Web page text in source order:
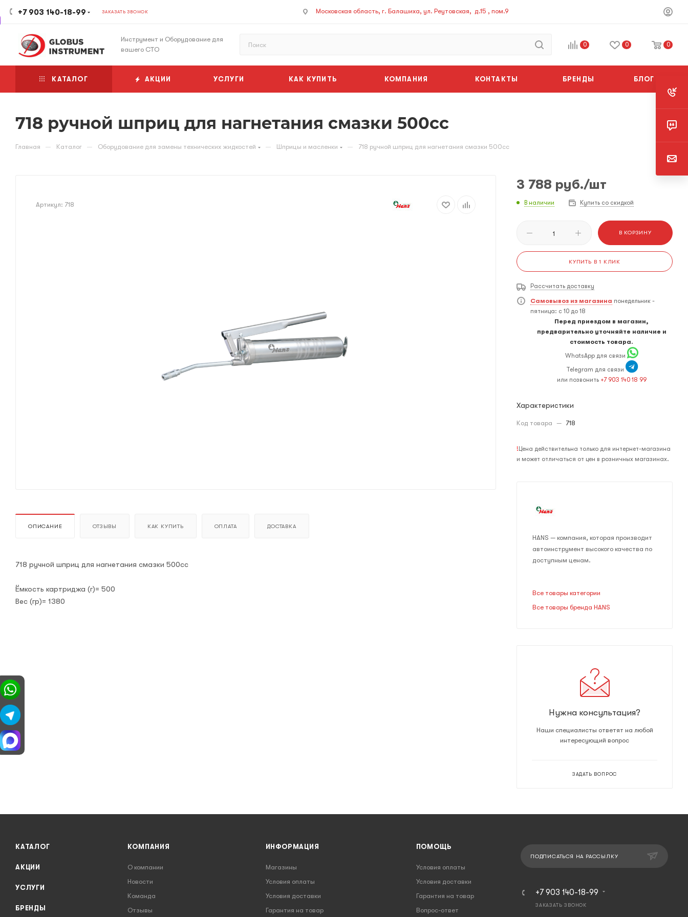
+7 903 140-18-99 ЗАКАЗАТЬ ЗВОНОК Московская область, г. Балашиха, ул. Реутовская, д.15 , пом.9
Инструмент и Оборудование для
вашего СТО
0 0 0
КАТАЛОГ АКЦИИ УСЛУГИ КАК КУПИТЬ КОМПАНИЯ КОНТАКТЫ БРЕНДЫ БЛОГ
718 ручной шприц для нагнетания смазки 500cc
Главная — Каталог — Оборудование для замены технических жидкостей — Шприцы и масленки — 718 ручной шприц для нагнетания смазки 500cc
Артикул: 718
ОПИСАНИЕ ОТЗЫВЫ КАК КУПИТЬ ОПЛАТА ДОСТАВКА
718 ручной шприц для нагнетания смазки 500cc
Ёмкость картриджа (г)= 500
Вес (гр)= 1380
3 788 руб./шт
В наличии Купить со скидкой
В КОРЗИНУ
КУПИТЬ В 1 КЛИК
Рассчитать доставку
Самовывоз из магазина понедельник -
пятница: с 10 до 18
Перед приездом в магазин,
предварительно уточняйте наличие и
стоимость товара.
WhatsApp для связи
Telegram для связи
или позвонить +7 903 140 18 99
Характеристики
Код товара — 718
! Цена действительна только для интернет-магазина
и может отличаться от цен в розничных магазинах.
HANS — компания, которая производит
автоинструмент высокого качества по
доступным ценам.
Все товары категории
Все товары бренда HANS
Нужна консультация?
Наши специалисты ответят на любой
интересующий вопрос
ЗАДАТЬ ВОПРОС
КАТАЛОГ
АКЦИИ
УСЛУГИ
БРЕНДЫ
КОМПАНИЯ
О компании
Новости
Команда
Отзывы
ИНФОРМАЦИЯ
Магазины
Условия оплаты
Условия доставки
Гарантия на товар
ПОМОЩЬ
Условия оплаты
Условия доставки
Гарантия на товар
Вопрос-ответ
ПОДПИСАТЬСЯ НА РАССЫЛКУ
+7 903 140-18-99
ЗАКАЗАТЬ ЗВОНОК